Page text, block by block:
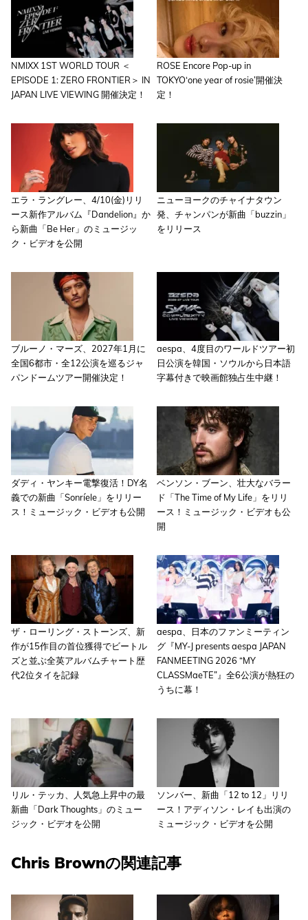
NMIXX 1ST WORLD TOUR ＜
EPISODE 1: ZERO FRONTIER＞ IN
JAPAN LIVE VIEWING 開催決定！
ROSE Encore Pop-up in
TOKYO‘one year of rosie’開催決
定！
エラ・ラングレー、4/10(金)リリ
ース新作アルバム『Dandelion』か
ら新曲「Be Her」のミュージッ
ク・ビデオを公開
ニューヨークのチャイナタウン
発、チャンパンが新曲「buzzin」
をリリース
ブルーノ・マーズ、2027年1月に
全国6都市・全12公演を巡るジャ
パンドームツアー開催決定！
aespa、4度目のワールドツアー初
日公演を韓国・ソウルから日本語
字幕付きで映画館独占生中継！
ダディ・ヤンキー電撃復活！DY名
義での新曲「Sonríele」をリリー
ス！ミュージック・ビデオも公開
ベンソン・ブーン、壮大なバラー
ド「The Time of My Life」をリリ
ース！ミュージック・ビデオも公
開
ザ・ローリング・ストーンズ、新
作が15作目の首位獲得でビートル
ズと並ぶ全英アルバムチャート歴
代2位タイを記録
aespa、日本のファンミーティン
グ『MY-J presents aespa JAPAN
FANMEETING 2026 “MY
CLASSMaeTE”』全6公演が熱狂の
うちに幕！
リル・テッカ、人気急上昇中の最
新曲「Dark Thoughts」のミュー
ジック・ビデオを公開
ソンバー、新曲「12 to 12」リリ
ース！アディソン・レイも出演の
ミュージック・ビデオを公開
Chris Brownの関連記事